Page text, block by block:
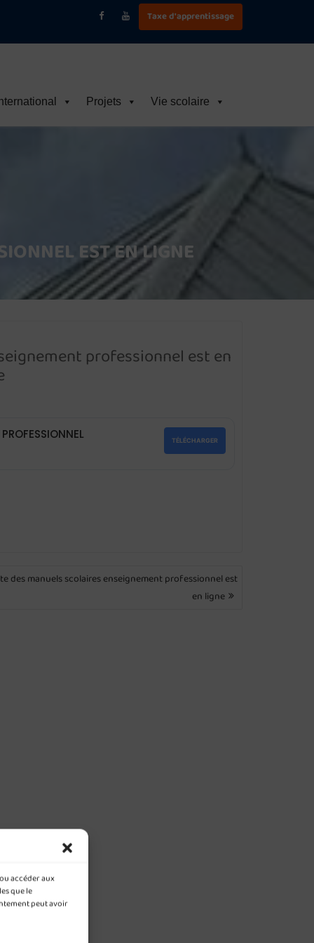
accéder aux
que le
peut avoir
Taxe d'apprentissage
Projets Vie scolaire
EST EN LIGNE
professionnel est en
TÉLÉCHARGER
des manuels scolaires enseignement professionnel est
en ligne